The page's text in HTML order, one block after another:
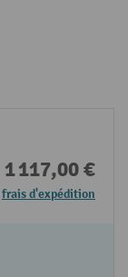
1 117,00 €
frais d'expédition